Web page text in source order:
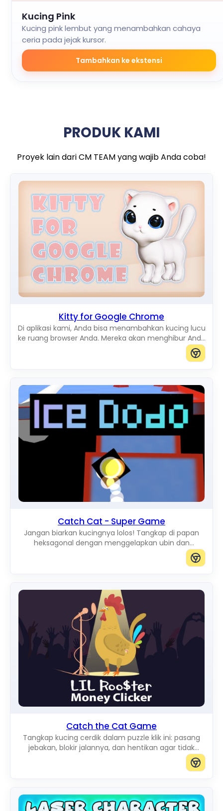
Kucing Pink
Kucing pink lembut yang menambahkan cahaya
ceria pada jejak kursor.
Tambahkan ke ekstensi
PRODUK KAMI
Proyek lain dari CM TEAM yang wajib Anda coba!
Kitty for Google Chrome
Di aplikasi kami, Anda bisa menambahkan kucing lucu
ke ruang browser Anda. Mereka akan menghibur Anda
saat bergerak di layar. Anda bisa menambahkan
Catch Cat - Super Game
Jangan biarkan kucingnya lolos! Tangkap di papan
heksagonal dengan menggelapkan ubin dan
Catch the Cat Game
Tangkap kucing cerdik dalam puzzle klik ini: pasang
jebakan, blokir jalannya, dan hentikan agar tidak